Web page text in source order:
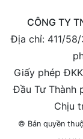
CÔNG TY
Địa chỉ: 411/
Giấy phép
Đầu Tư Thành
Chịu
© Bản quyền